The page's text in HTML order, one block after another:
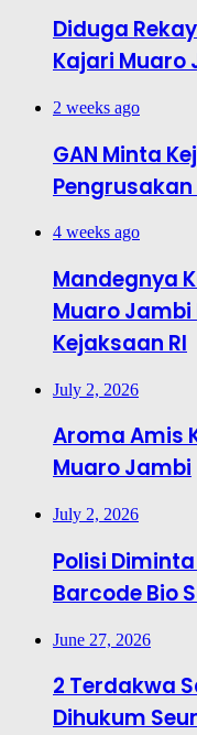
Diduga
Kajari Muaro
2 weeks ago
GAN Minta
4 weeks ago
Mandegnya
Muaro Jambi
Kejaksaan RI
July 2, 2026
Aroma Amis
Muaro Jambi
July 2, 2026
Polisi
Barcode Bio
June 27, 2026
2 Terdakwa
Dihukum